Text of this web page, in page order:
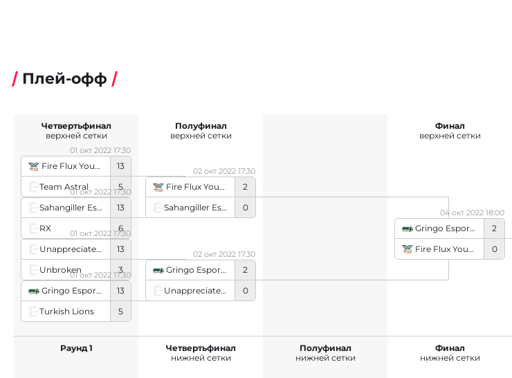
Плей-офф
Fire Flux Young
13
Team Astral
5
01 окт 2022 17:30
Sahangiller Esports
13
RX
6
01 окт 2022 17:30
Unappreciated5
13
Unbroken
3
01 окт 2022 17:30
Gringo Esports
13
Turkish Lions
5
01 окт 2022 17:30
Четвертьфинал
верхней сетки
Fire Flux Young
2
Sahangiller Esports
0
02 окт 2022 17:30
Gringo Esports
2
Unappreciated5
0
02 окт 2022 17:30
Полуфинал
верхней сетки
Gringo Esports
2
Fire Flux Young
0
04 окт 2022 18:00
Финал
верхней сетки
Раунд 1
Четвертьфинал
нижней сетки
Полуфинал
нижней сетки
Финал
нижней сетки